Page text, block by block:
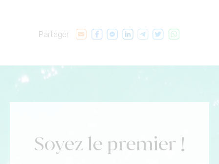
Partager
Soyez le premier !